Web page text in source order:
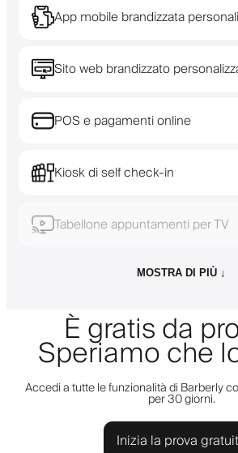
App mobile brandizzata
Sito web brandizzato
POS e pagamenti online
Kiosk di self check-in
Tabellone appuntamenti per TV
MOSTRA DI PIÙ ↓
È gratis da
Speriamo che
Accedi a tutte le funzionalità di Barberly
per 30 giorni.
Inizia la prova